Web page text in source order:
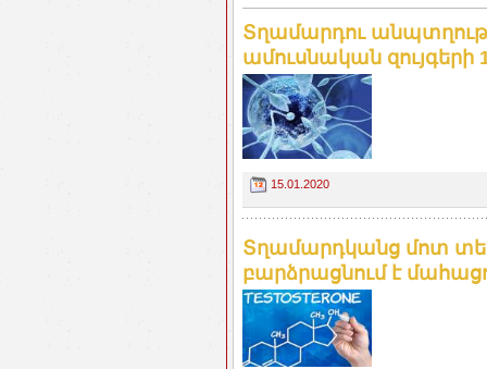
Տղամարդու
ամուսնական զույգերի
15.01.2020
Տղամարդկանց մոտ
բարձրացնում է